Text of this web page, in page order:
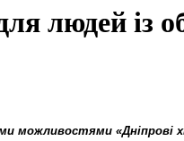
людей із
можливостями «Дніпрові